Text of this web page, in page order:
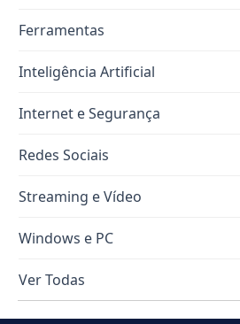
Ferramentas
Inteligência Artificial
Internet e Segurança
Redes Sociais
Streaming e Vídeo
Windows e PC
Ver Todas